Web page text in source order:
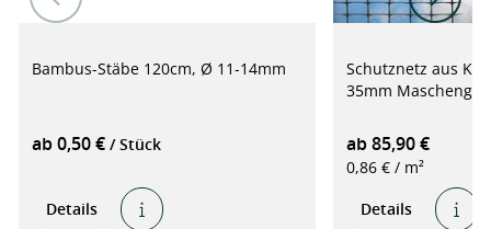
Bambus-Stäbe 120cm, Ø 11-14mm
ab 0,50 € / Stück
Details
Schutznetz aus
35mm
ab 85,90 €
0,86 € / m²
Details